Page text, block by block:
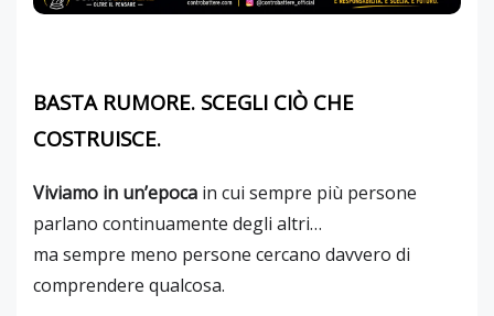
BASTA RUMORE. SCEGLI CIÒ CHE
COSTRUISCE.
Viviamo in un’epoca in cui sempre più persone
parlano continuamente degli altri…
ma sempre meno persone cercano davvero di
comprendere qualcosa.